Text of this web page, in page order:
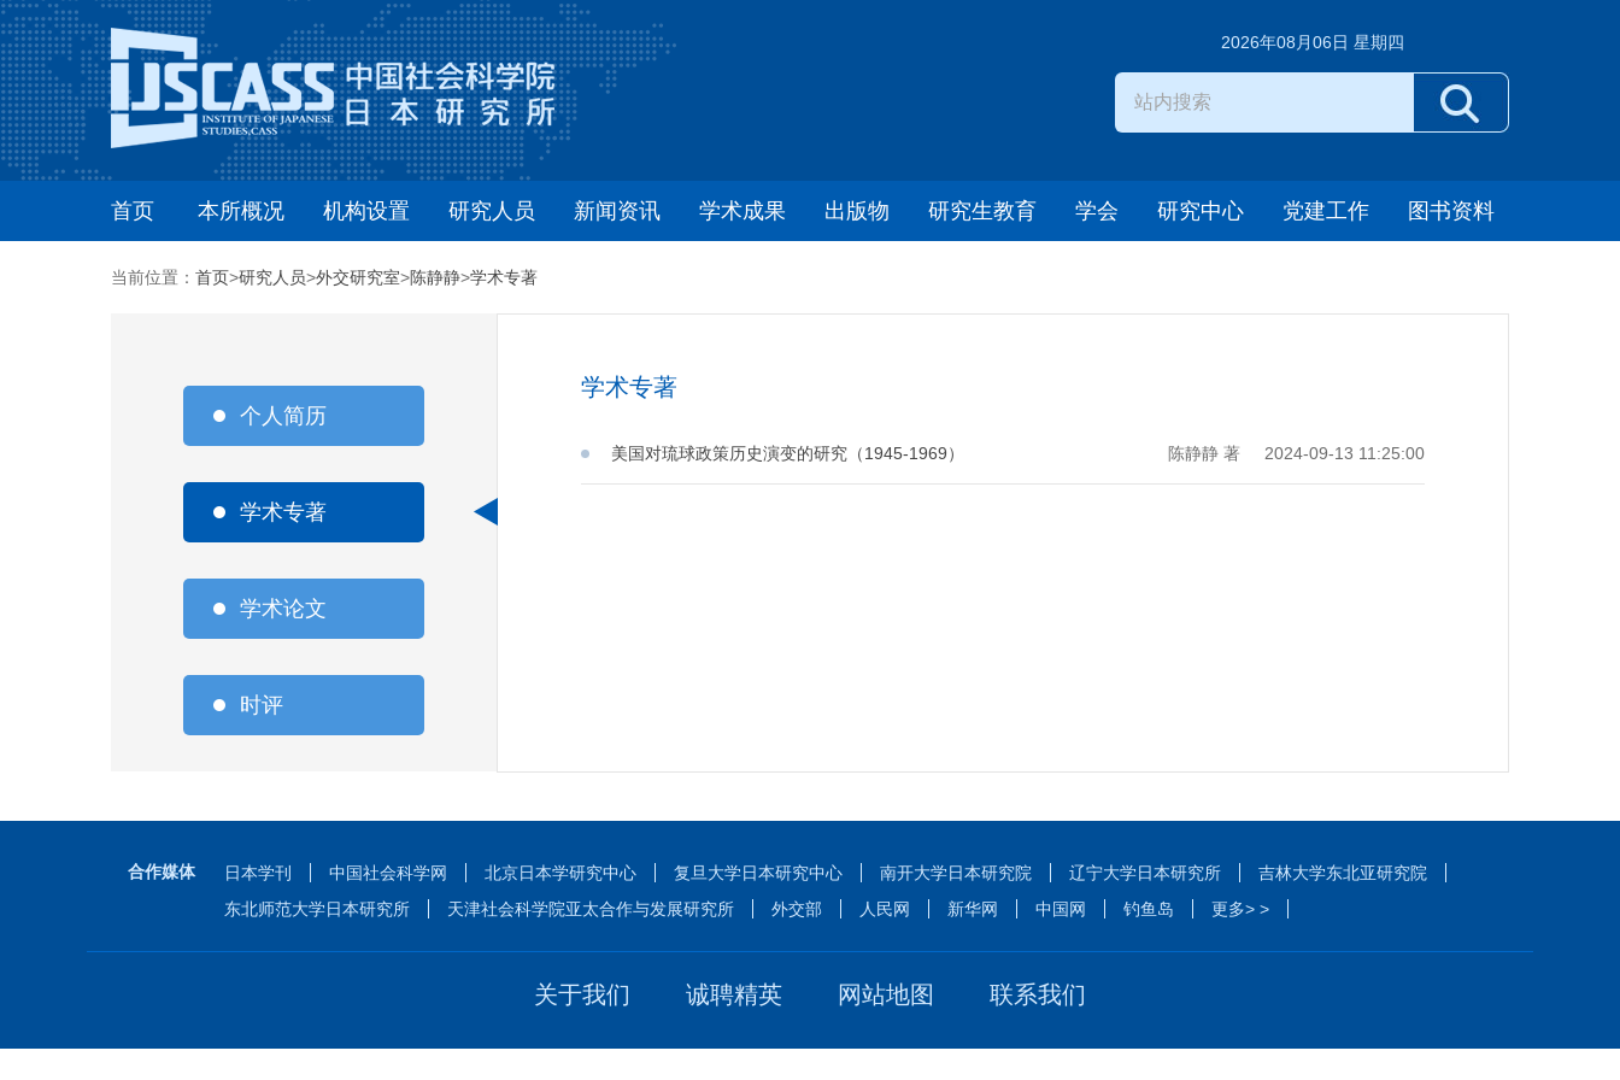
2026年08月06日 星期四
首页 本所概况 机构设置 研究人员 新闻资讯 学术成果 出版物 研究生教育 学会 研究中心 党建工作 图书资料
当前位置： 首页>研究人员>外交研究室>陈静静>学术专著
个人简历
学术专著
学术论文
时评
学术专著
2024-09-13 11:25:00
陈静静 著
美国对琉球政策历史演变的研究（1945-1969）
合作媒体 日本学刊 中国社会科学网 北京日本学研究中心 复旦大学日本研究中心 南开大学日本研究院 辽宁大学日本研究所
吉林大学东北亚研究院
东北师范大学日本研究所
天津社会科学院亚太合作与发展研究所 外交部 人民网 新华网 中国网 钓鱼岛 更多> >
关于我们 诚聘精英 网站地图 联系我们